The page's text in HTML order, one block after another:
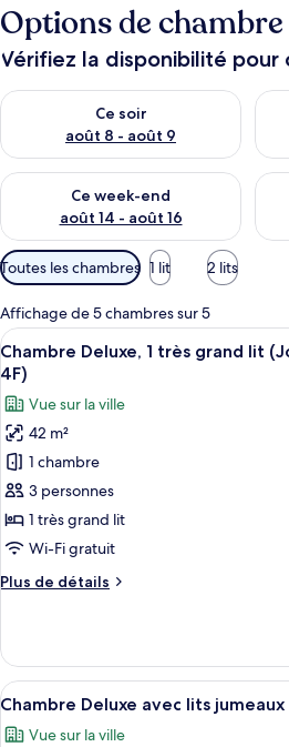
Options de chambre
Vérifiez la disponibilité pour
Ce soir
août 8 - août 9
Vérifier la disponibilité pour ce soir
Ce week-end
août 14 - août 16
Vérifier la disponibilité pour ce
Filtres
disponibles
pour
les
chambres
Toutes les chambres 1 lit 2 lits
Affichage de 5 chambres sur 5
Afficher
toutes
les
photos
pour
ce
type
de
chambre :
Deluxe,
grand
lit
(Joining
Une
3
Chambre Deluxe, 1 très grand lit
4F)
Vue sur la ville
42 m²
1 chambre
3 personnes
1 très grand lit
Wi-Fi gratuit
Plus de détails
Plus
le
type
de
Chambre
Afficher
toutes
Une
3
Chambre Deluxe avec lits jumeaux
Vue sur la ville